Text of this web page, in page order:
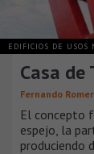
EDIFICIOS DE USOS
Casa de
Fernando
El concepto
espejo, la
produciendo